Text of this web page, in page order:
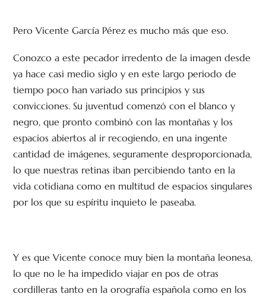
Pero Vicente García Pérez es mucho más que eso.
Conozco a este pecador irredento de la imagen desde
ya hace casi medio siglo y en este largo periodo de
tiempo poco han variado sus principios y sus
convicciones. Su juventud comenzó con el blanco y
negro, que pronto combinó con las montañas y los
espacios abiertos al ir recogiendo, en una ingente
cantidad de imágenes, seguramente desproporcionada,
lo que nuestras retinas iban percibiendo tanto en la
vida cotidiana como en multitud de espacios singulares
por los que su espíritu inquieto le paseaba.
Y es que Vicente conoce muy bien la montaña leonesa,
lo que no le ha impedido viajar en pos de otras
cordilleras tanto en la orografía española como en los